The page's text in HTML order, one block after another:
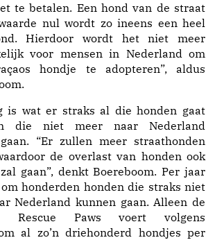
te betalen. Een hond van de straat
nul wordt zo ineens een heel
Hierdoor wordt het niet meer
voor mensen in Nederland om
hondje te adopteren”, aldus
is wat er straks al die honden gaat
die niet meer naar Nederland
“Er zullen meer straathonden
de overlast van honden ook
gaan”, denkt Boereboom. Per jaar
honderden honden die straks niet
Nederland kunnen gaan. Alleen de
Rescue Paws voert volgens
al zo’n driehonderd hondjes per